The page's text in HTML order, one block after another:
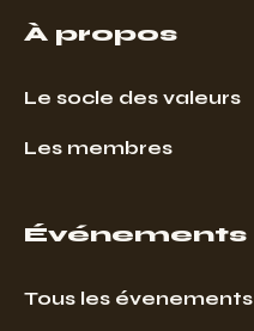
À propos
Le socle des valeurs
Les membres
Événements
Tous les évenements